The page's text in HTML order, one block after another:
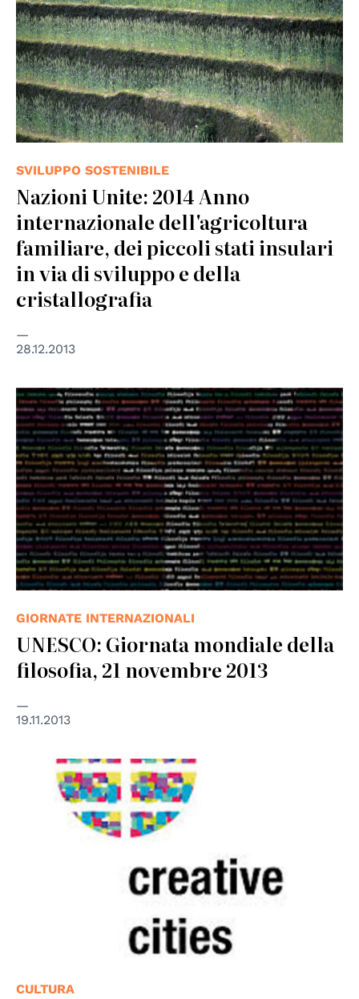
SVILUPPO SOSTENIBILE
Nazioni Unite: 2014 Anno
internazionale dell'agricoltura
familiare, dei piccoli stati insulari
in via di sviluppo e della
cristallografia
28.12.2013
GIORNATE INTERNAZIONALI
UNESCO: Giornata mondiale della
filosofia, 21 novembre 2013
19.11.2013
CULTURA